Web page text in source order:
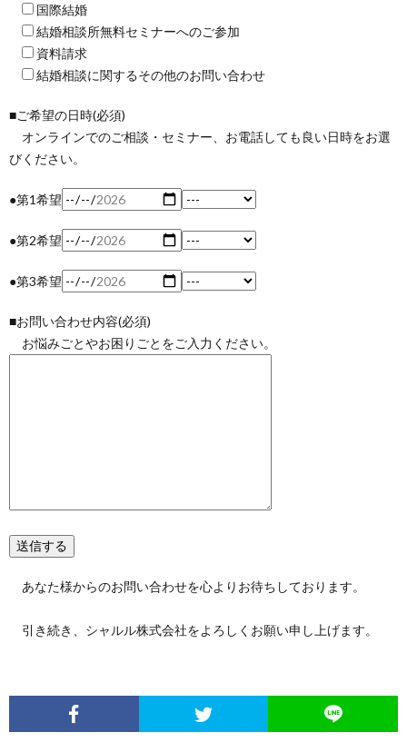
国際結婚
結婚相談所無料セミナーへのご参加
資料請求
結婚相談に関するその他のお問い合わせ
■ご希望の日時(必須)
オンラインでのご相談・セミナー、お電話しても良い日時をお選
びください。
●第1希望
●第2希望
●第3希望
■お問い合わせ内容(必須)
お悩みごとやお困りごとをご入力ください。
あなた様からのお問い合わせを心よりお待ちしております。
引き続き、シャルル株式会社をよろしくお願い申し上げます。